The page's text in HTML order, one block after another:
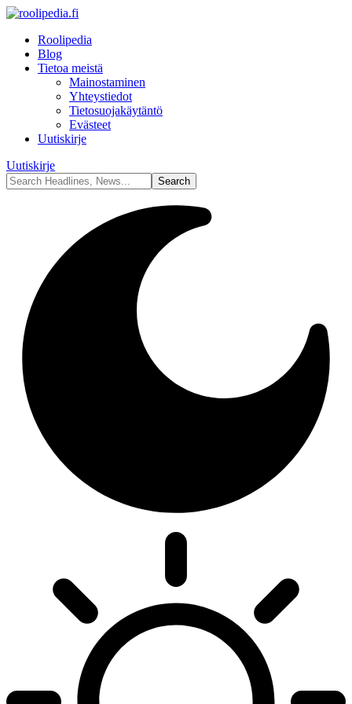
Roolipedia
Blog
Tietoa meistä
Mainostaminen
Yhteystiedot
Tietosuojakäytäntö
Evästeet
Uutiskirje
Uutiskirje